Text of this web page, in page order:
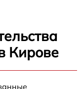
Кирове